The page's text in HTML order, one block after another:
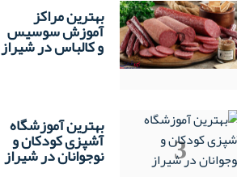
2 بهترین مراکز
آموزش سوسیس
و کالباس در شیراز
3 بهترین آموزشگاه
آشپزی کودکان و
نوجوانان در شیراز